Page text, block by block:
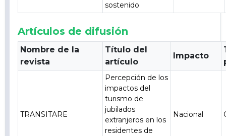
sostenido
Artículos de difusión
Nombre de la
revista
Título del
artículo
Impacto
TRANSITARE
Percepción de los
impactos del
turismo de
jubilados
extranjeros en los
residentes de
Nacional